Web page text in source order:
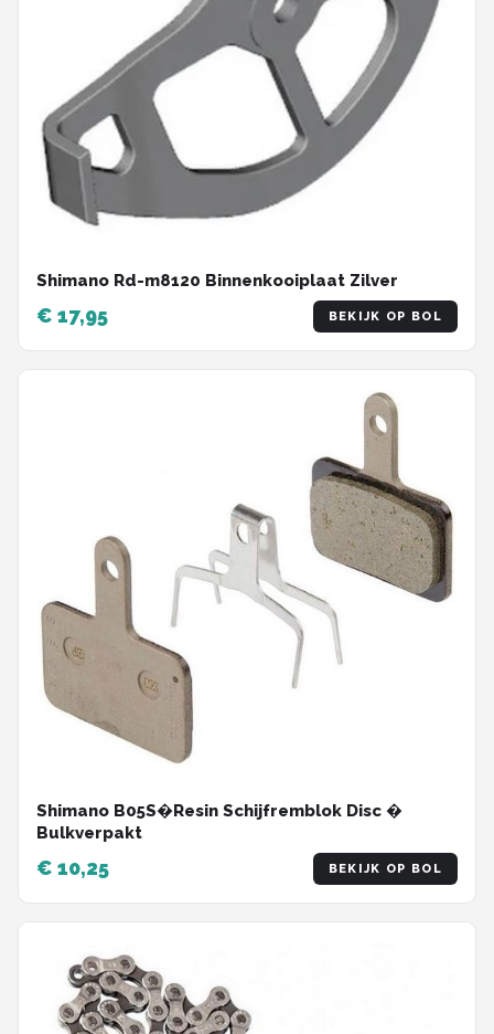
Shimano Rd-m8120 Binnenkooiplaat Zilver
€ 17,95 BEKIJK OP BOL
Shimano B05S�Resin Schijfremblok Disc �
Bulkverpakt
€ 10,25 BEKIJK OP BOL